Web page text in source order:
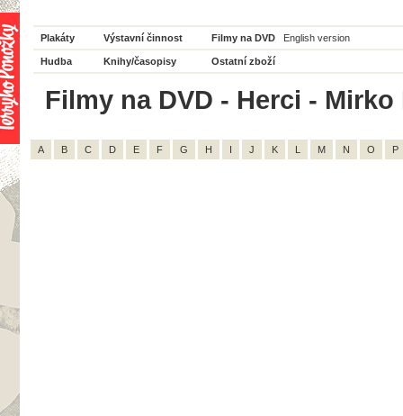
Plakáty Výstavní činnost Filmy na DVD English version
Hudba Knihy/časopisy Ostatní zboží
Filmy na DVD - Herci -
A B C D E F G H I J K L M N O P